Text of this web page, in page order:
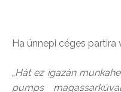
Ha ünnepi céges partira
​„Hát ez igazán
pumps